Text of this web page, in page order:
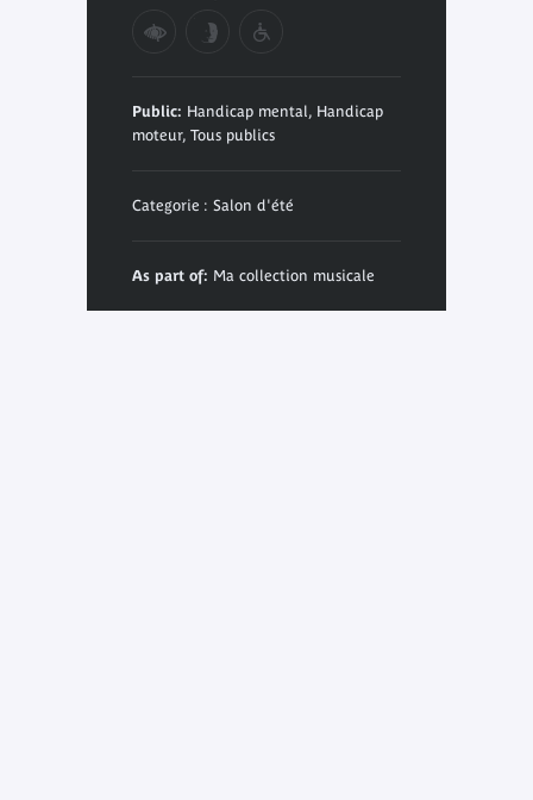
Public: Handicap mental, Handicap
moteur, Tous publics
Categorie : Salon d'été
As part of: Ma collection musicale